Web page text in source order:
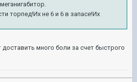
торпед!Их не 6 и 6 в запасе!Их
много боли за счет быстрого